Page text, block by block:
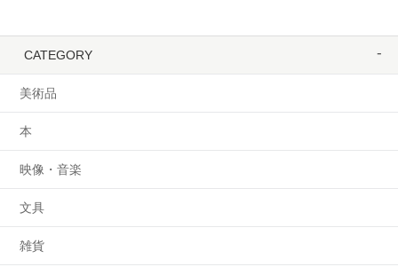
CATEGORY
美術品
本
映像・音楽
文具
雑貨